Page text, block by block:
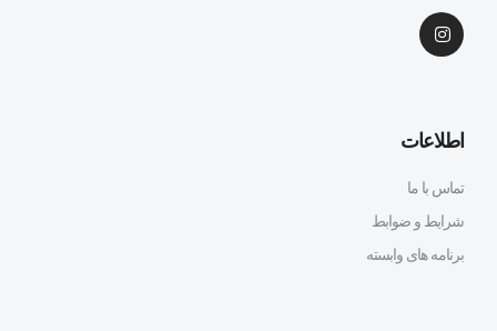
اطلاعات
تماس با ما
شرایط و ضوابط
برنامه های وابسته